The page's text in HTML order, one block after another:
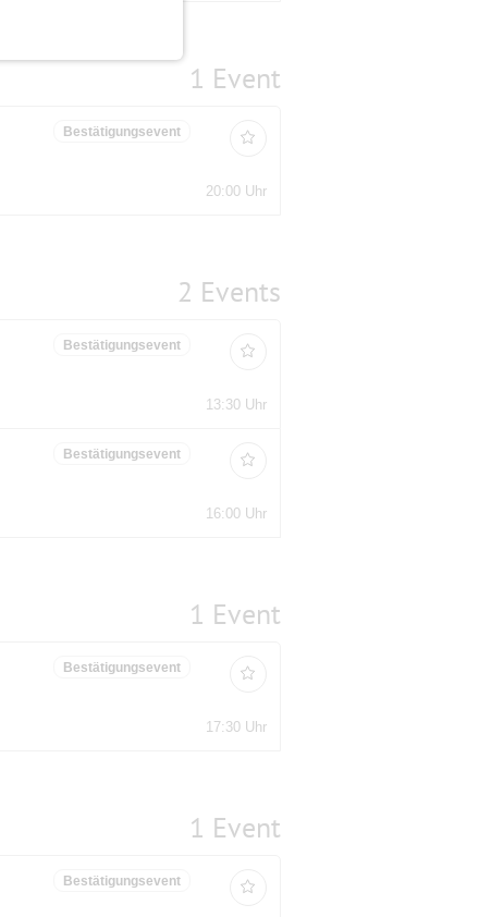
1 Event
Bestätigungsevent
20:00 Uhr
2 Events
Bestätigungsevent
13:30 Uhr
Bestätigungsevent
16:00 Uhr
1 Event
Bestätigungsevent
17:30 Uhr
1 Event
Bestätigungsevent